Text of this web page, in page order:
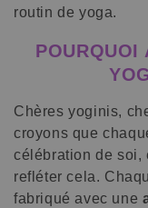
routin de yoga.
POURQUOI
Chères yoginis,
croyons que
célébration de soi,
refléter cela.
fabriqué avec une